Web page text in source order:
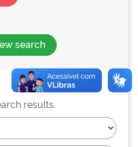
search
results.